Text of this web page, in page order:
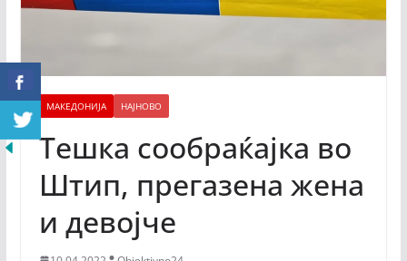
МАКЕДОНИЈА НАЈНОВО
Тешка сообраќајка во
Штип, прегазена жена
и девојче